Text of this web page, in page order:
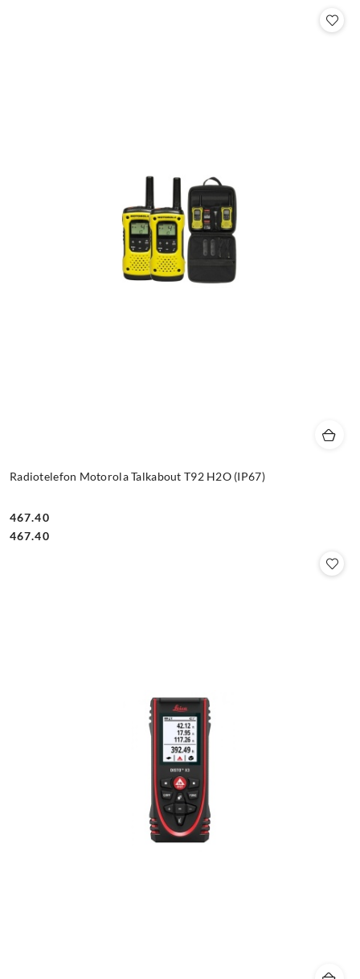
Radiotelefon Motorola Talkabout T92 H2O (IP67)
Cena:
467.40
Cena:
467.40